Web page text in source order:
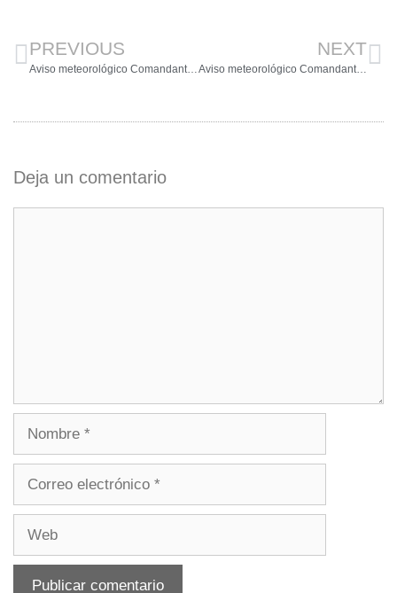
PREVIOUS
Aviso meteorológico Comandante Naval de Cartagena
NEXT
Aviso meteorológico Comandante Naval de Cartagena
Deja un comentario